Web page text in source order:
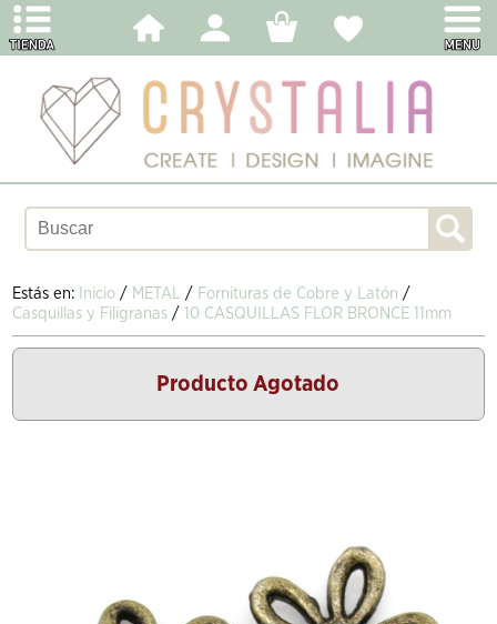
Estás en: Inicio / METAL / Fornituras de Cobre y Latón /
Casquillas y Filigranas /10 CASQUILLAS FLOR BRONCE 11mm
Producto Agotado